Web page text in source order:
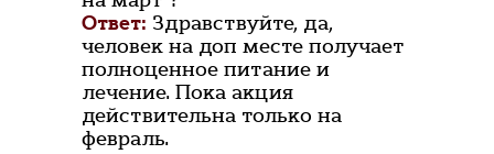
Ответ: Здравствуйте, да,
человек на доп месте получает
полноценное питание и
лечение. Пока акция
действительна только на
февраль.